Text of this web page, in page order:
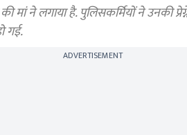
मां ने लगाया है. पुलिसकर्मियों ने उनकी
गई.
ADVERTISEMENT